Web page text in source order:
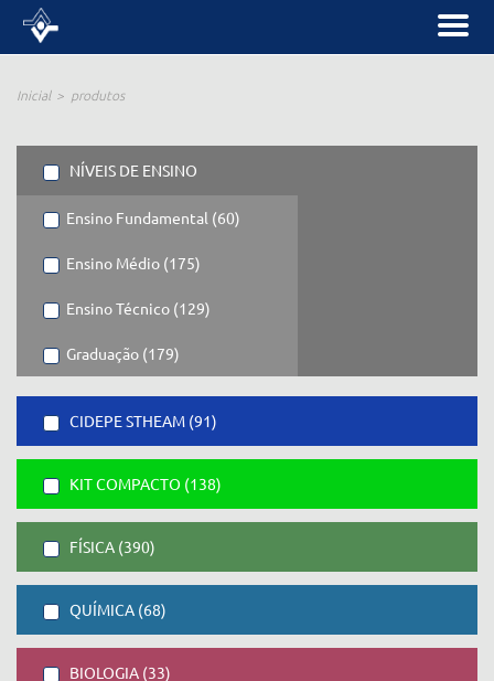
Inicial produtos
NÍVEIS DE ENSINO
Ensino Fundamental (60)
Ensino Médio (175)
Ensino Técnico (129)
Graduação (179)
CIDEPE STHEAM (91)
KIT COMPACTO (138)
FÍSICA (390)
QUÍMICA (68)
BIOLOGIA (33)